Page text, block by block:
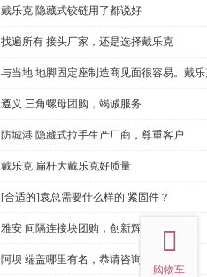
戴乐克 隐藏式铰链用了都说好
找遍所有 接头厂家，还是选择戴乐克
与当地 地脚固定座制造商见面很容易。戴
遵义 三角螺母团购，竭诚服务
防城港 隐藏式拉手生产厂商，尊重客户
戴乐克 扁杆大戴乐克好质量
[合适的]袁总需要什么样的 紧固件？
雅安 间隔连接块团购，创新辉煌
阿坝 端盖哪里有名，恭请咨询
top
购物车